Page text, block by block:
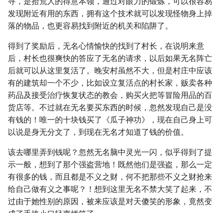
发现附近有用的东西，拥有这个技术就可以发现怪物身上掉
落的物品，也更容易找到附近的机关和陷阱了。
得到了奖励后，无名心情愉快的找到了村长，在说明来意
后，村长也很爽快的答应了无名的请求，以后如果无名阵亡
后就可以从这里复活了。晚安村虽然不大，但是村庄中应该
有的建筑却一个不少，比如设立复活点的村长家，贩卖各种
药品及接受治疗恢复状态的教会，购买火把等冒险用品的百
货店等。不过就在无名要买东西的时候，忽然发现自己是没
有钱的！唯一的十块钱买了《瓜子神功》，现在自己身上可
以说是身无分文了，到现在无名才知道了钱的价值。
该去哪里弄到钱呢？忽然无名脑中灵光一闪，似乎得到了提
示一般，想到了那个强盗营地！既然他们是强盗，那么一定
有很多的钱，而且都是不义之财，何不把那些不义之财抢来
给自己做有义之事呢？！想到这里无名不禁大笑了起来，不
过由于她性别的原因，被来应该是对天傻笑的形象，竟然变